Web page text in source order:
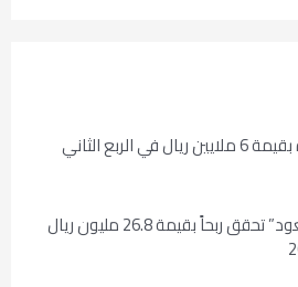
“ساسكو” تسجل خسارة بقيمة 6 ملايين ريال في الربع الثاني
بنمو 10.3%.. “الماجد للعود” تحقق ربحاً بقيمة 26.8 مليون ريال